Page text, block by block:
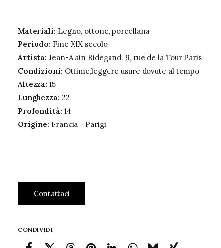
Materiali: Legno, ottone, porcellana
Periodo: Fine XIX secolo
Artista: Jean-Alain Bidegand. 9, rue de la Tour Paris
Condizioni: Ottime,leggere usure dovute al tempo
Altezza: 15
Lunghezza: 22
Profondità: 14
Origine: Francia - Parigi
Contattaci
CONDIVIDI